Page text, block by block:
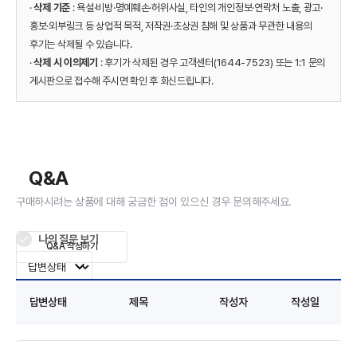
·삭제 기준 : 욕설·비방·명예훼손·허위사실, 타인의 개인정보·연락처 노출, 광고·
홍보·외부링크 등 상업적 목적, 저작권·초상권 침해 및 상품과 무관한 내용의
후기는 삭제될 수 있습니다.
·삭제 시 이의제기 : 후기가 삭제된 경우 고객센터(1644-7523) 또는 1:1 문의
게시판으로 접수해 주시면 확인 후 회신드립니다.
Q&A
구매하시려는 상품에 대해 궁금한 점이 있으신 경우 문의해주세요.
나의 질문 보기
답변상태 제목 작성자 작성일
Q&A 작성하기